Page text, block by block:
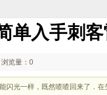
单入手刺
浏览量：0
闪光一样，既然喳喳回来了．